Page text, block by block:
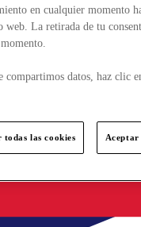
en cualquier momento
web. La retirada de tu
datos, haz clic
todas las cookies Aceptar